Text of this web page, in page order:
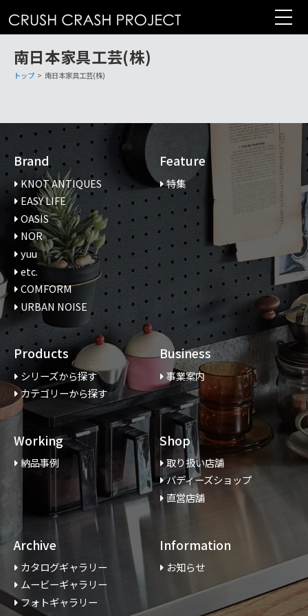
テ
南日本家具工芸(株)
トップ > 南日本家具工芸(株)
Brand
KNOT ANTIQUES
EASY LIFE
OASIS
NOR
yuu
etc.
COMFORM
URBAN NOISE
Feature
特集
Products
シリーズから探す
カテゴリーから探す
Business
事業案内
Working
納品事例
Shop
取り扱い店舗
バディーズショップ
直営店舗
Archive
カタログギャラリー
ムービーギャラリー
フォトギャラリー
Information
お知らせ